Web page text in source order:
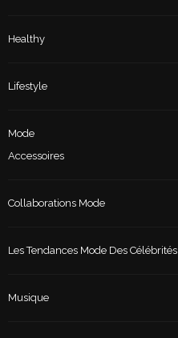
Healthy
Lifestyle
Mode
Accessoires
Collaborations Mode
Les Tendances Mode Des Célébrités
Musique